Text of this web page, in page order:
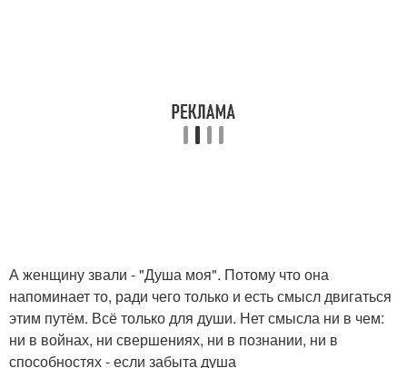
А женщину звали - "Душа моя". Потому что она
напоминает то, ради чего только и есть смысл двигаться
этим путём. Всё только для души. Нет смысла ни в чем:
ни в войнах, ни свершениях, ни в познании, ни в
способностях - если забыта душа